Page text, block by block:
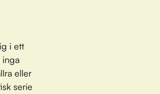
i ett
inga
eller
serie